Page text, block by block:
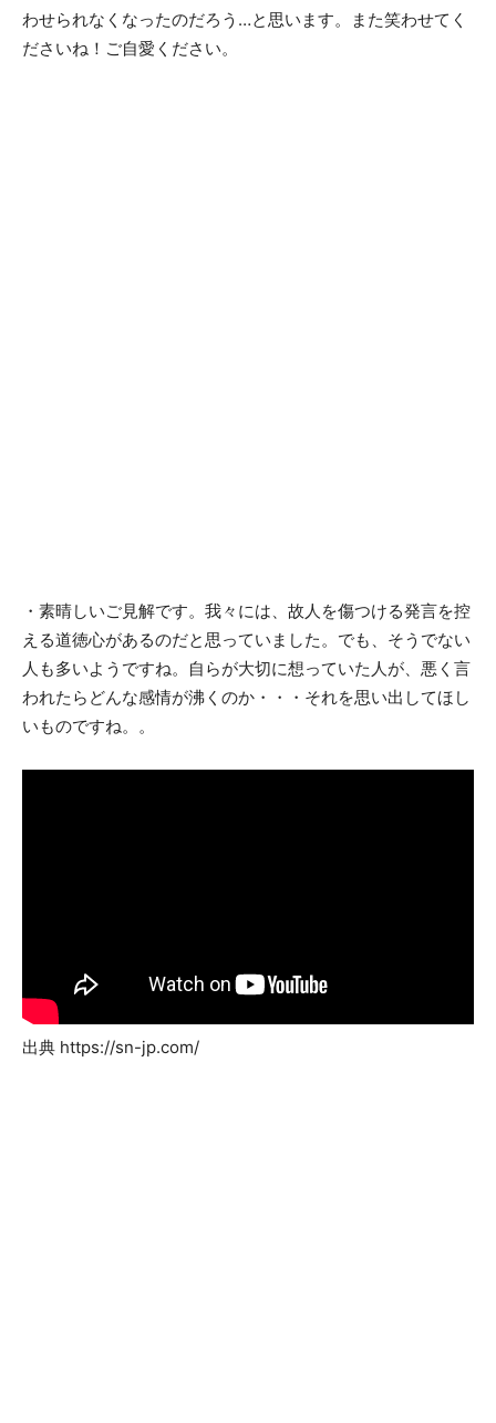
わせられなくなったのだろう…と思います。また笑わせてく
ださいね！ご自愛ください。
・素晴しいご見解です。我々には、故人を傷つける発言を控
える道徳心があるのだと思っていました。でも、そうでない
人も多いようですね。自らが大切に想っていた人が、悪く言
われたらどんな感情が沸くのか・・・それを思い出してほし
いものですね。。
出典 https://sn-jp.com/